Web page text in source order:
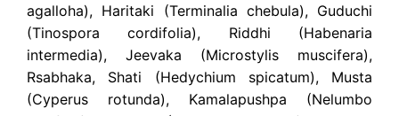
agalloha), Haritaki (Terminalia chebula), Guduchi
(Tinospora cordifolia), Riddhi (Habenaria
intermedia), Jeevaka (Microstylis muscifera),
Rsabhaka, Shati (Hedychium spicatum), Musta
(Cyperus rotunda), Kamalapushpa (Nelumbo